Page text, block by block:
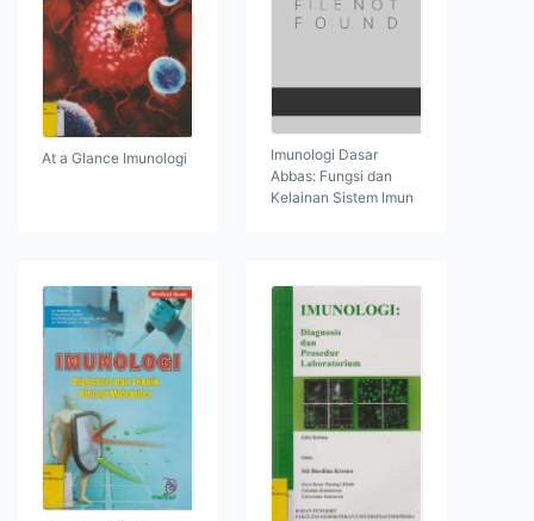
At a Glance Imunologi
Imunologi Dasar
Abbas: Fungsi dan
Kelainan Sistem Imun